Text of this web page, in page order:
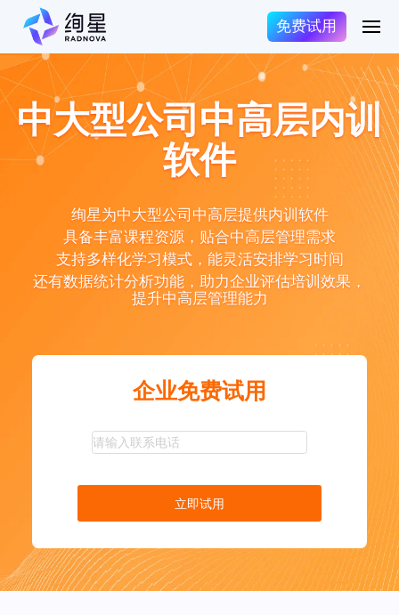
免费试用
中大型公司中高层内训
软件
绚星为中大型公司中高层提供内训软件
具备丰富课程资源，贴合中高层管理需求
支持多样化学习模式，能灵活安排学习时间
还有数据统计分析功能，助力企业评估培训效果，
提升中高层管理能力
企业免费试用
立即试用